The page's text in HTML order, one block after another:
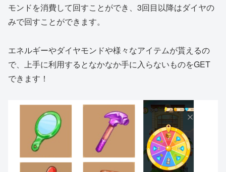
モンドを消費して回すことができ、3回目以降はダイヤの
みで回すことができます。
エネルギーやダイヤモンドや様々なアイテムが貰えるの
で、上手に利用するとなかなか手に入らないものをGET
できます！